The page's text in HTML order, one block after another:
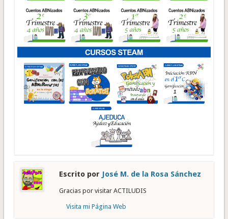
Escrito por José M. de la Rosa Sánchez
Gracias por visitar ACTILUDIS
Visita mi Página Web